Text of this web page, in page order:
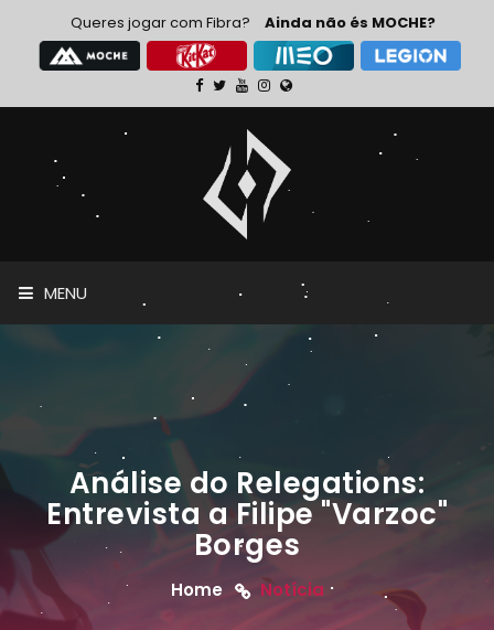
Queres jogar com Fibra? Ainda não és MOCHE?
MENU
Análise do Relegations:
Entrevista a Filipe "Varzoc"
Borges
Home Notícia